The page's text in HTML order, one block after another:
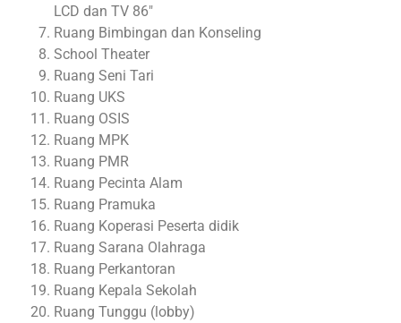
LCD dan TV 86″
Ruang Bimbingan dan Konseling
School Theater
Ruang Seni Tari
Ruang UKS
Ruang OSIS
Ruang MPK
Ruang PMR
Ruang Pecinta Alam
Ruang Pramuka
Ruang Koperasi Peserta didik
Ruang Sarana Olahraga
Ruang Perkantoran
Ruang Kepala Sekolah
Ruang Tunggu (lobby)